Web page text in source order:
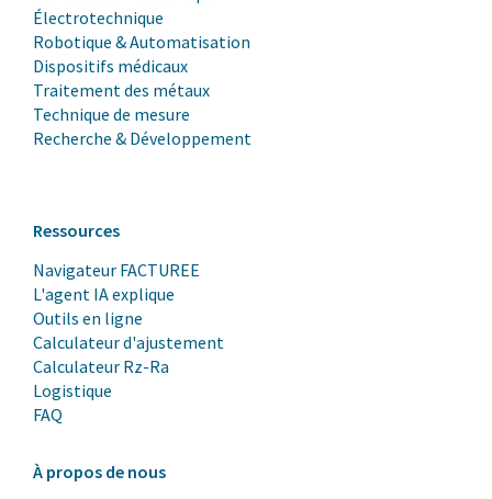
Électrotechnique
Robotique & Automatisation
Dispositifs médicaux
Traitement des métaux
Technique de mesure
Recherche & Développement
Ressources
Navigateur FACTUREE
L'agent IA explique
Outils en ligne
Calculateur d'ajustement
Calculateur Rz-Ra
Logistique
FAQ
À propos de nous